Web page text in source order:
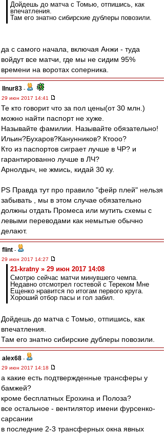
Дойдешь до матча с Томью, отпишись, как
впечатления.
Там его знатно сибирские дублеры повозили.
да с самого начала, включая Анжи - туда
войдут все матчи, где мы не сидим 95%
времени на воротах соперника.
Ilnur83 -
29 июн 2017 14:41
Те кто говорит что за пол цены(от 30 млн.)
можно найти паспорт не хуже.
Называйте фамилии. Называйте обязательно!
Ильин?Бухаров?Канунников? Ктооо?
Кто из паспортов сиграет лучше в ЧР? и
гарантированно лучше в ЛЧ?
Арнолдыч, не жмись, кидай 30 ку.
PS Правда тут про правило "фейр плей" нельзя
забывать , мы в этом случае обязательно
должны отдать Промеса или мутить схемы с
левыми переводами как немытые обычно
делают.
flint -
29 июн 2017 14:27
21-kratny » 29 июн 2017 14:08
Смотрю сейчас матчи минувшего чемпа.
Недавно отсмотрел гостевой с Тереком Мне
Ещенко нравится по итогам первого круга.
Хороший отбор пасы и гол забил.
Дойдешь до матча с Томью, отпишись, как
впечатления.
Там его знатно сибирские дублеры повозили.
alex68 -
29 июн 2017 14:18
а какие есть подтвержденные трансферы у
бамжей?
кроме бесплатных Ерохина и Полоза?
все остальное - вентилятор имени фурсенко-
сарсании
в последние 2-3 трансферных окна явных